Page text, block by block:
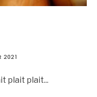
2021
plait plait...